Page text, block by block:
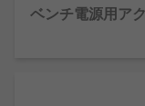
可変電源には、電
ャットダウンする
ベンチ電源用ア